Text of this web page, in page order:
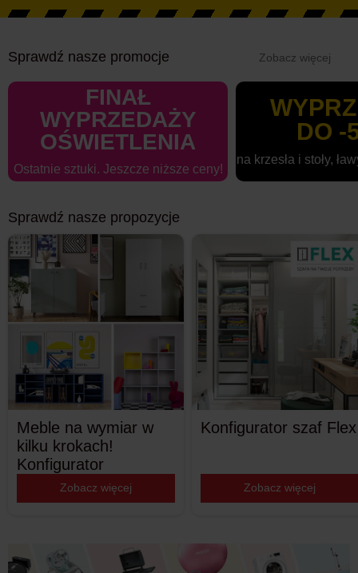
Sprawdź nasze promocje
FINAŁ
WYPRZEDAŻY
OŚWIETLENIA
Ostatnie sztuki. Jeszcze niższe ceny!
DO -
na krzesła i stoły,
Sprawdź nasze propozycje
Meble na wymiar w
kilku krokach!
Konfigurator
Zobacz więcej
Konfigurator szaf Flex
Zobacz więcej